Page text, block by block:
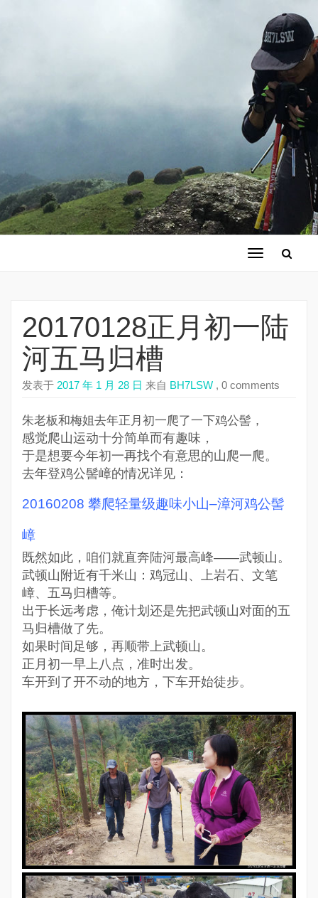
切
20170128正月初一陆
河五马归槽
发表于 2017 年 1 月 28 日 来自 BH7LSW , 0 comments
朱老板和梅姐去年正月初一爬了一下鸡公髻，
感觉爬山运动十分简单而有趣味，
于是想要今年初一再找个有意思的山爬一爬。
去年登鸡公髻嶂的情况详见：
20160208 攀爬轻量级趣味小山–漳河鸡公髻
嶂
既然如此，咱们就直奔陆河最高峰——武顿山。
武顿山附近有千米山：鸡冠山、上岩石、文笔
嶂、五马归槽等。
出于长远考虑，俺计划还是先把武顿山对面的五
马归槽做了先。
如果时间足够，再顺带上武顿山。
正月初一早上八点，准时出发。
车开到了开不动的地方，下车开始徒步。